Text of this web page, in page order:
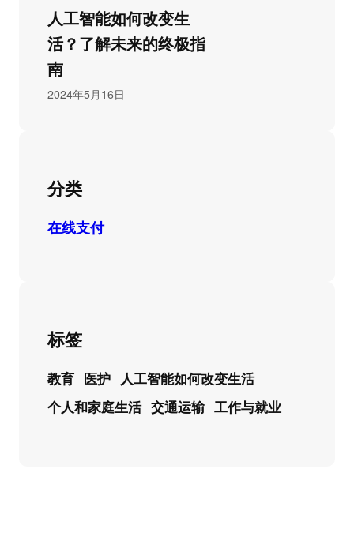
人工智能如何改变生
活？了解未来的终极指
南
2024年5月16日
分类
在线支付
标签
教育 医护 人工智能如何改变生活
个人和家庭生活 交通运输 工作与就业